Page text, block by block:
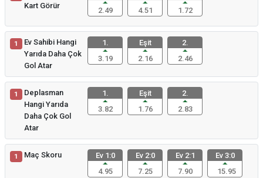
Kart Görür
2.49
4.51
1.72
1
Ev Sahibi Hangi
Yarıda Daha Çok
Gol Atar
1.
3.19
Eşit
2.16
2.
2.46
1
Deplasman
Hangi Yarıda
Daha Çok Gol
Atar
1.
3.82
Eşit
1.76
2.
2.83
1 Maç Skoru
Ev 1:0
4.95
Ev 2:0
7.25
Ev 2:1
7.90
Ev 3:0
15.95